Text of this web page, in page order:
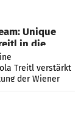
Unique
in die
Treitl verstärkt
der Wiener
Josef Kalina und